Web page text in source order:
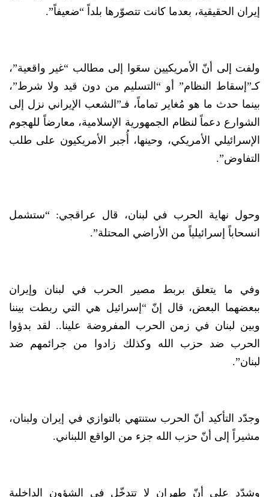
إيران الحقيقية، بعدما كانت تتصوّرها بلداً “ضعيفاً”.
ولفت إلى أنّ الأمريكيين سعَوا إلى مطالب “غير واقعية”،
كـ”إسقاط النظام” أو “التسليم من دون قيد ولا شرط”،
بينما حدث ما هو مُغاير تماماً، فـ”الشعب الإيراني نزل إلى
الشوارع دعماً لنظام الجمهورية الإسلامية، معارضاً للهجوم
الإسرائيلي الأمريكي، وحينها، أُجبر الأمريكيون على طلب
التفاوض”.
وحول نهاية الحرب في لبنان، قال عراقجي: “ستشمل
انسحاباً إسرائيلياً من الأراضي المحتلة”.
وفي ما يتعلق بربط مصير الحرب في لبنان وإيران
ببعضهما البعض، قال إنّ “إسرائيل هي التي ربطت بيننا
وبين لبنان في زمن الحرب المفروضة علينا.. لقد بدؤوا
الحرب ضد حزب الله وكذلك زادوا من جرائمهم ضد
لبنان”.
وجدّد التأكيد أنّ الحرب ستنتهي بالتوازي في إيران ولبنان،
مشيراً إلى أنّ حزب الله جزء من الواقع اللبناني.
وشدّد على أنّ طهران لا تتدخّل في الشؤون الداخلية